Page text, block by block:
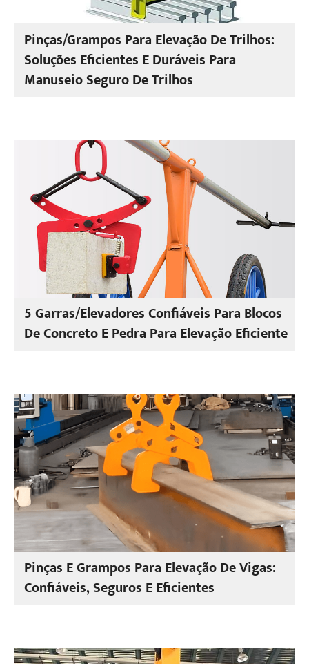
Pinças/grampos Para Elevação De Trilhos:
Soluções Eficientes E Duráveis Para
Manuseio Seguro De Trilhos
5 Garras/Elevadores Confiáveis Para Blocos
De Concreto E Pedra Para Elevação Eficiente
Pinças E Grampos Para Elevação De Vigas:
Confiáveis, Seguros E Eficientes